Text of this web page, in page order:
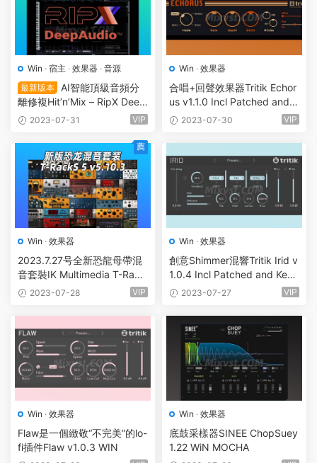
Win · 宿主 · 效果器 · 音源
最新版本
AI智能頂級音頻分
離修複Hit’n’Mix – RipX Deep
Audio v6.4.1 x64 WIN
2023-07-31 VIP
Win · 效果器
合唱+回聲效果器Tritik Echor
us v1.1.0 Incl Patched and K
eygen-R2R
2023-07-30 VIP
Win · 效果器
2023.7.27号全新恐龍母帶混
音套裝IK Multimedia T-Rack
S 5 v5.10.3 WiN
2023-07-28 VIP
薦
Win · 效果器
創意Shimmer混響Tritik Irid v
1.0.4 Incl Patched and Keyg
en-R2R
2023-07-27 VIP
Win · 效果器
Flaw是一個緻敬“不完美”的lo-
fi插件Flaw v1.0.3 WIN
Win · 效果器
底鼓采樣器SINEE ChopSuey
1.22 WiN MOCHA